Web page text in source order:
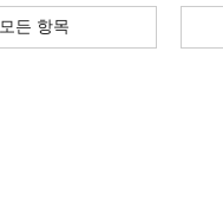
모든 항목